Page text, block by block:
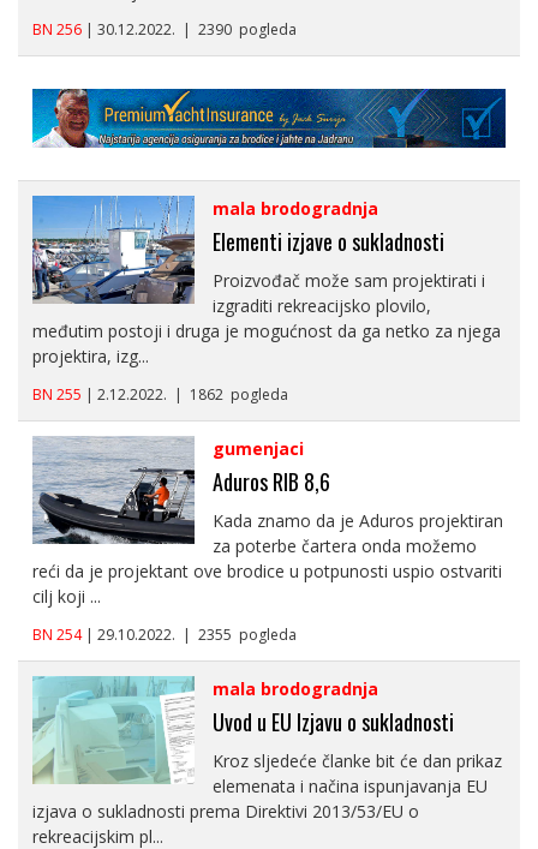
BN 256 | 30.12.2022. | 2390 pogleda
mala brodogradnja
Elementi izjave o sukladnosti
Proizvođač može sam projektirati i
izgraditi rekreacijsko plovilo,
međutim postoji i druga je mogućnost da ga netko za njega
projektira, izg...
BN 255 | 2.12.2022. | 1862 pogleda
gumenjaci
Aduros RIB 8,6
Kada znamo da je Aduros projektiran
za poterbe čartera onda možemo
reći da je projektant ove brodice u potpunosti uspio ostvariti
cilj koji ...
BN 254 | 29.10.2022. | 2355 pogleda
mala brodogradnja
Uvod u EU Izjavu o sukladnosti
Kroz sljedeće članke bit će dan prikaz
elemenata i načina ispunjavanja EU
izjava o sukladnosti prema Direktivi 2013/53/EU o
rekreacijskim pl...